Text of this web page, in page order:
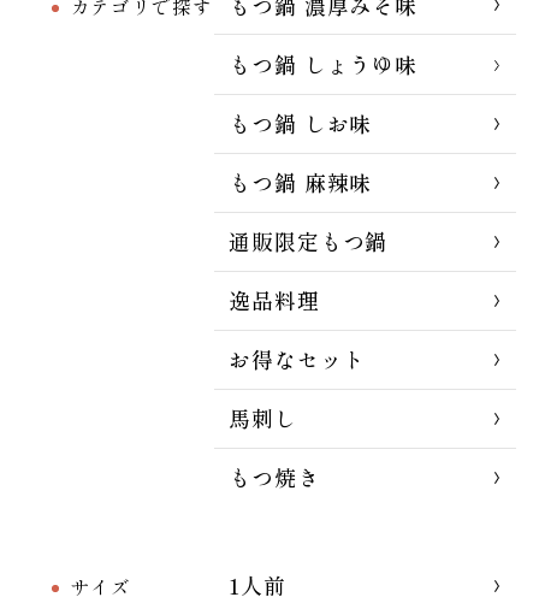
カテゴリで探す
もつ鍋 しょうゆ味
もつ鍋 しお味
もつ鍋 麻辣味
通販限定もつ鍋
逸品料理
お得なセット
馬刺し
もつ焼き
サイズ
1人前